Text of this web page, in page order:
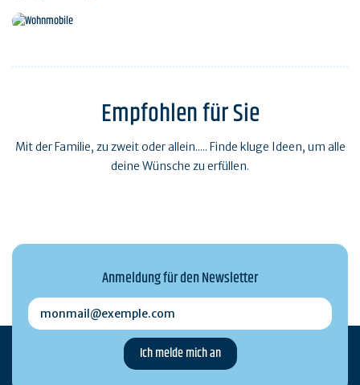
Gruppen- und ungewöhnliche Unterkünfte
Empfohlen für Sie
Mit der Familie, zu zweit oder allein..... Finde kluge Ideen, um alle
deine Wünsche zu erfüllen.
Anmeldung für den Newsletter
monmail@exemple.com